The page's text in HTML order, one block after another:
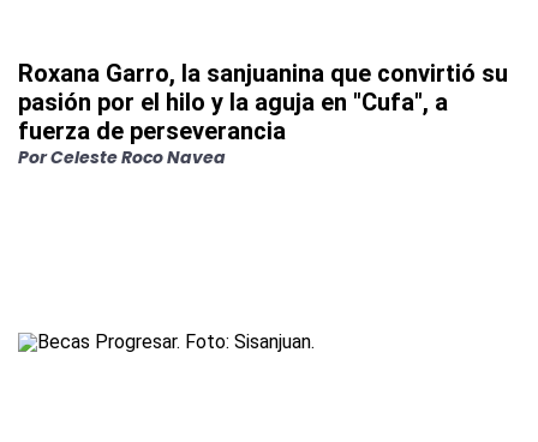
Roxana Garro, la sanjuanina que convirtió su
pasión por el hilo y la aguja en "Cufa", a
fuerza de perseverancia
PorCeleste Roco Navea